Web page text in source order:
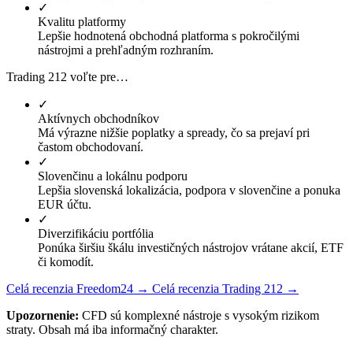
✓
Kvalitu platformy
Lepšie hodnotená obchodná platforma s pokročilými
nástrojmi a prehľadným rozhraním.
Trading 212 voľte pre…
✓
Aktívnych obchodníkov
Má výrazne nižšie poplatky a spready, čo sa prejaví pri
častom obchodovaní.
✓
Slovenčinu a lokálnu podporu
Lepšia slovenská lokalizácia, podpora v slovenčine a ponuka
EUR účtu.
✓
Diverzifikáciu portfólia
Ponúka širšiu škálu investičných nástrojov vrátane akcií, ETF
či komodít.
Celá recenzia Freedom24 → Celá recenzia Trading 212 →
Upozornenie: CFD sú komplexné nástroje s vysokým rizikom
straty. Obsah má iba informačný charakter.